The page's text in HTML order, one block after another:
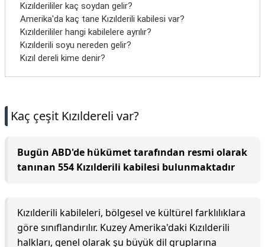
Kızılderililer kaç soydan gelir?
Amerika'da kaç tane Kızılderili kabilesi var?
Kızılderililer hangi kabilelere ayrılır?
Kızılderili soyu nereden gelir?
Kızıl dereli kime denir?
Kaç çeşit Kızıldereli var?
Bugün ABD'de hükümet tarafından resmi olarak
tanınan 554 Kızılderili kabilesi bulunmaktadır
Kızılderili kabileleri, bölgesel ve kültürel farklılıklara
göre sınıflandırılır. Kuzey Amerika'daki Kızılderili
halkları, genel olarak şu büyük dil gruplarına